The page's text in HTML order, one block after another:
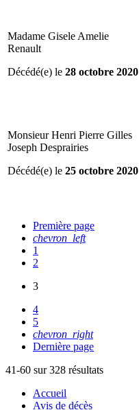
Madame Gisele Amelie
Renault
Décédé(e) le 28 octobre 2020
Monsieur Henri Pierre Gilles
Joseph Desprairies
Décédé(e) le 25 octobre 2020
Première page
chevron_left
1
2
3
4
5
chevron_right
Dernière page
41-60 sur 328 résultats
Accueil
Avis de décès